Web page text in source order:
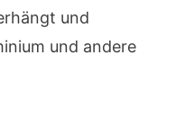
und
und andere